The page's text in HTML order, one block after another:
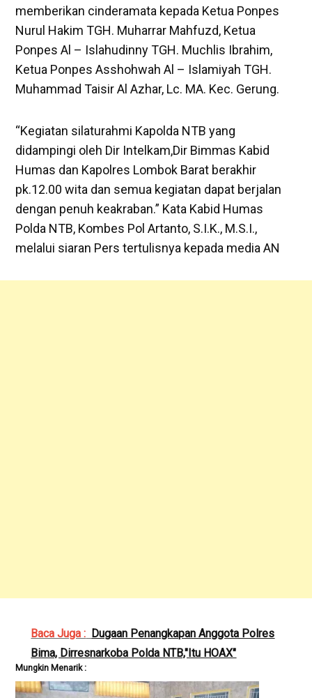
memberikan cinderamata kepada Ketua Ponpes
Nurul Hakim TGH. Muharrar Mahfuzd, Ketua
Ponpes Al – Islahudinny TGH. Muchlis Ibrahim,
Ketua Ponpes Asshohwah Al – Islamiyah TGH.
Muhammad Taisir Al Azhar, Lc. MA. Kec. Gerung.
“Kegiatan silaturahmi Kapolda NTB yang
didampingi oleh Dir Intelkam,Dir Bimmas Kabid
Humas dan Kapolres Lombok Barat berakhir
pk.12.00 wita dan semua kegiatan dapat berjalan
dengan penuh keakraban.” Kata Kabid Humas
Polda NTB, Kombes Pol Artanto, S.I.K., M.S.I.,
melalui siaran Pers tertulisnya kepada media AN
Baca Juga : Dugaan Penangkapan Anggota Polres
Bima, Dirresnarkoba Polda NTB,"Itu HOAX"
Mungkin Menarik :